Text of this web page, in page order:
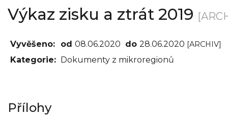
Výkaz zisku a ztrát 2019
Vyvěšeno: od 08.06.2020 do 28.06.2020 [ARCHIV]
Kategorie: Dokumenty z mikroregionů
Přílohy